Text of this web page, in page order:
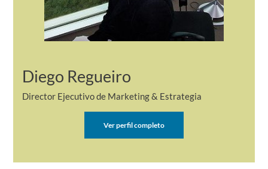
Diego Regueiro
Director Ejecutivo de Marketing & Estrategia
Ver perfil completo